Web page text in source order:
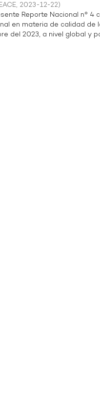
, 2023-12-22)
Reporte Nacional n°
en materia de calidad de
del 2023, a nivel global y